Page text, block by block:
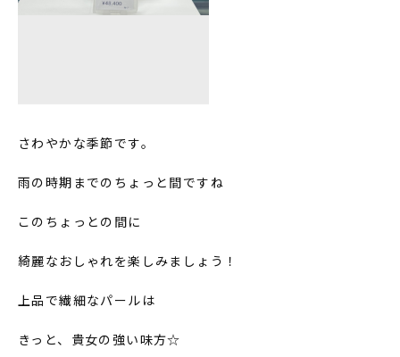
さわやかな季節です。
雨の時期までのちょっと間ですね
このちょっとの間に
綺麗なおしゃれを楽しみましょう！
上品で繊細なパールは
きっと、貴女の強い味方☆